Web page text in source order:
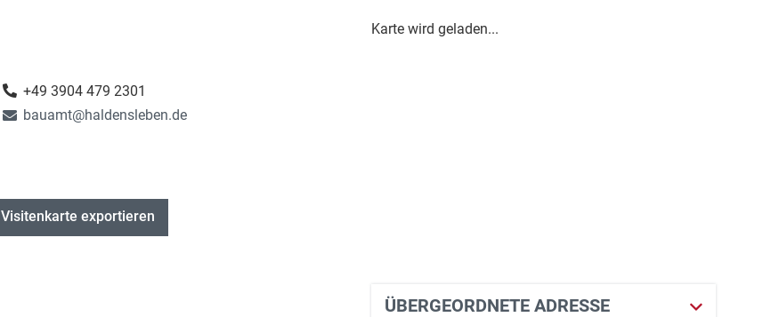
+49 3904 479 2301
bauamt@haldensleben.de
Visitenkarte exportieren
Karte wird geladen...
ÜBERGEORDNETE ADRESSE